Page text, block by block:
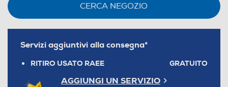
CERCA NEGOZIO
Servizi aggiuntivi alla consegna*
RITIRO USATO RAEE GRATUITO
AGGIUNGI UN SERVIZIO